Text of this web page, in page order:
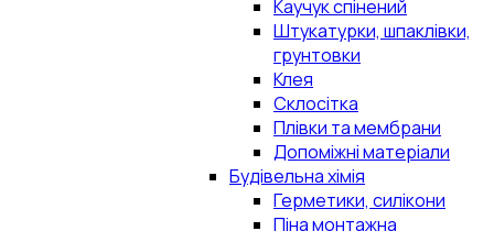
Каучук спінений
Штукатурки, шпаклівки,
грунтовки
Клея
Склосітка
Плівки та мембрани
Допоміжні матеріали
Будівельна хімія
Герметики, силікони
Піна монтажна